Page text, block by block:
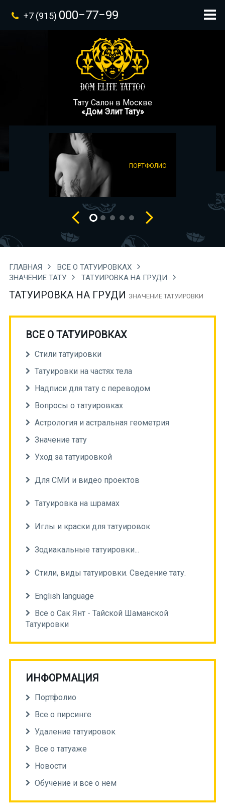
+7 (915) 000−77−99
Тату Салон в Москве
«Дом Элит Тату»
ПОРТФОЛИО
ГЛАВНАЯ
ВСЕ О ТАТУИРОВКАХ
ЗНАЧЕНИЕ ТАТУ
ТАТУИРОВКА НА ГРУДИ
ТАТУИРОВКА НА ГРУДИ ЗНАЧЕНИЕ ТАТУИРОВКИ
ВСЕ О ТАТУИРОВКАХ
Стили татуировки
Татуировки на частях тела
Надписи для тату с переводом
Вопросы о татуировках
Астрология и астральная геометрия
Значение тату
Уход за татуировкой
Для СМИ и видео проектов
Татуировка на шрамах
Иглы и краски для татуировок
Зодиакальные татуировки...
Стили, виды татуировки. Сведение тату.
English language
Все о Сак Янт - Тайской Шаманской
Татуировки
ИНФОРМАЦИЯ
Портфолио
Все о пирсинге
Удаление татуировок
Все о татуаже
Новости
Обучение и все о нем